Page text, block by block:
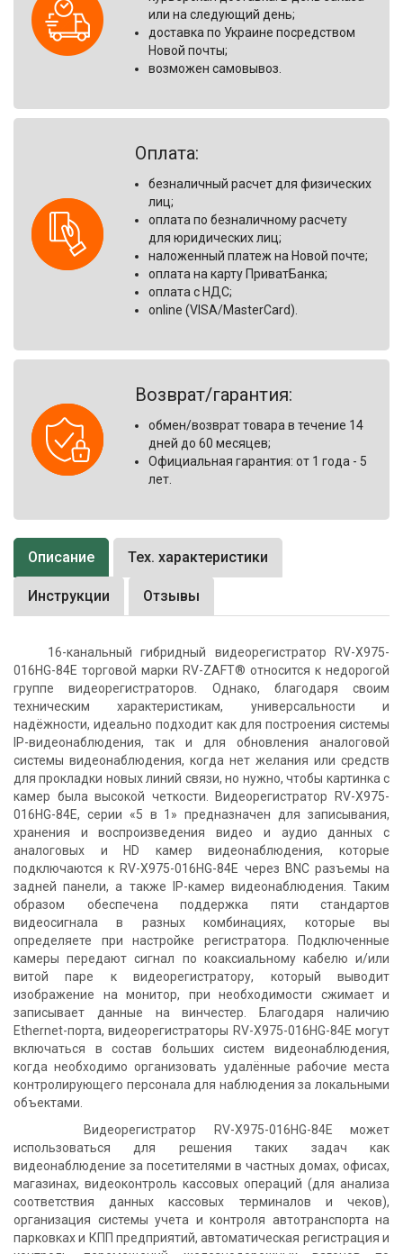
или на следующий день;
доставка по Украине посредством
Новой почты;
возможен самовывоз.
Оплата:
безналичный расчет для физических
лиц;
оплата по безналичному расчету
для юридических лиц;
наложенный платеж на Новой почте;
оплата на карту ПриватБанка;
оплата с НДС;
online (VISA/MasterCard).
Возврат/гарантия:
обмен/возврат товара в течение 14
дней до 60 месяцев;
Официальная гарантия: от 1 года - 5
лет.
Описание Тех. характеристики
Инструкции Отзывы
16-канальный гибридный видеорегистратор RV-X975-
016HG-84E торговой марки RV-ZAFT® относится к недорогой
группе видеорегистраторов. Однако, благодаря своим
техническим характеристикам, универсальности и
надёжности, идеально подходит как для построения системы
IP-видеонаблюдения, так и для обновления аналоговой
системы видеонаблюдения, когда нет желания или средств
для прокладки новых линий связи, но нужно, чтобы картинка с
камер была высокой четкости. Видеорегистратор RV-X975-
016HG-84E, серии «5 в 1» предназначен для записывания,
хранения и воспроизведения видео и аудио данных с
аналоговых и HD камер видеонаблюдения, которые
подключаются к RV-X975-016HG-84E через BNC разъемы на
задней панели, а также IP-камер видеонаблюдения. Таким
образом обеспечена поддержка пяти стандартов
видеосигнала в разных комбинациях, которые вы
определяете при настройке регистратора. Подключенные
камеры передают сигнал по коаксиальному кабелю и/или
витой паре к видеорегистратору, который выводит
изображение на монитор, при необходимости сжимает и
записывает данные на винчестер. Благодаря наличию
Ethernet-порта, видеорегистраторы RV-X975-016HG-84E могут
включаться в состав больших систем видеонаблюдения,
когда необходимо организовать удалённые рабочие места
контролирующего персонала для наблюдения за локальными
объектами.
Видеорегистратор RV-X975-016HG-84E может
использоваться для решения таких задач как
видеонаблюдение за посетителями в частных домах, офисах,
магазинах, видеоконтроль кассовых операций (для анализа
соответствия данных кассовых терминалов и чеков),
организация системы учета и контроля автотранспорта на
парковках и КПП предприятий, автоматическая регистрация и